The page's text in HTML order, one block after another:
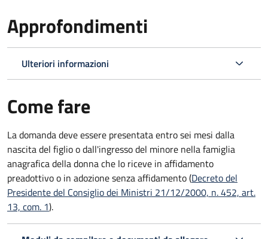
Approfondimenti
Ulteriori informazioni
Come fare
La domanda deve essere presentataentro sei mesi dalla
nascita del figlio o dall'ingresso del minore nella famiglia
anagrafica della donna che lo riceve in affidamento
preadottivo o in adozione senza affidamento (Decreto del
Presidente del Consiglio dei Ministri 21/12/2000, n. 452, art.
13, com. 1).